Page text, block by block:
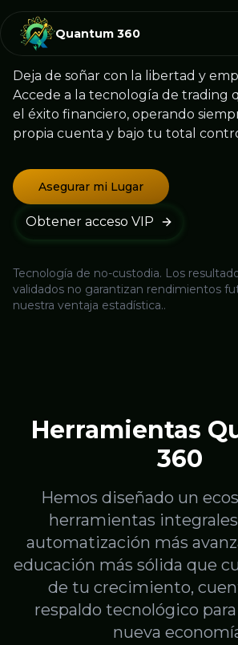
Quantum 360
Deja de soñar con la libertad y
Accede a la tecnología de trading
el éxito financiero, operando
propia cuenta y bajo tu total
Asegurar mi Lugar
Obtener acceso VIP
Tecnología de no-custodia. Los
validados no garantizan rendimientos
nuestra ventaja estadística..
Herramientas
360
Hemos diseñado un
herramientas
automatización más
educación más sólida que
de tu crecimiento,
respaldo tecnológico
nueva